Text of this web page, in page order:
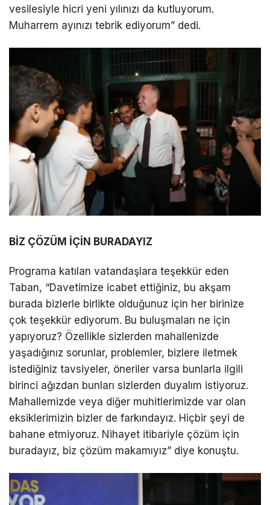
vesilesiyle hicri yeni yılınızı da kutluyorum.
Muharrem ayınızı tebrik ediyorum” dedi.
BİZ ÇÖZÜM İÇİN BURADAYIZ
Programa katılan vatandaşlara teşekkür eden
Taban, “Davetimize icabet ettiğiniz, bu akşam
burada bizlerle birlikte olduğunuz için her birinize
çok teşekkür ediyorum. Bu buluşmaları ne için
yapıyoruz? Özellikle sizlerden mahallenizde
yaşadığınız sorunlar, problemler, bizlere iletmek
istediğiniz tavsiyeler, öneriler varsa bunlarla ilgili
birinci ağızdan bunları sizlerden duyalım istiyoruz.
Mahallemizde veya diğer muhitlerimizde var olan
eksiklerimizin bizler de farkındayız. Hiçbir şeyi de
bahane etmiyoruz. Nihayet itibariyle çözüm için
buradayız, biz çözüm makamıyız” diye konuştu.